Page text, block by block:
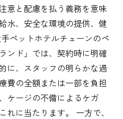
意と配慮を払う義務を意味
水、安全な環境の提供、健
ペットホテルチェーンのペ
ンド」では、契約時に明確
に、スタッフの明らかな過
費の全額または一部を負担
ケージの不備によるケガ
に当たります。 一方で、